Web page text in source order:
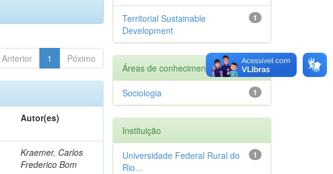
Anterior 1 Póximo
Autor(es)
Kraemer, Carlos
Frederico Bom
1
Territorial Sustainable
Development
Áreas de conhecimento
1
Sociologia
Instituição
1
Universidade Federal Rural do
Rio...